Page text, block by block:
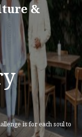
&
is for each soul to